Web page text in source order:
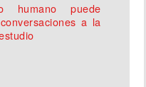
humano puede
a la